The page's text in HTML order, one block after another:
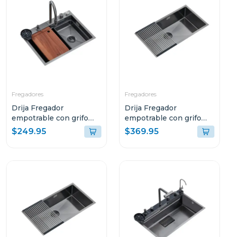
Fregadores
Drija Fregador
empotrable con grifo
cascada multifuncional
68cm cirella
$249.95
Fregadores
Drija Fregador
empotrable con grifo
multifuncional 76cm
murano
$369.95